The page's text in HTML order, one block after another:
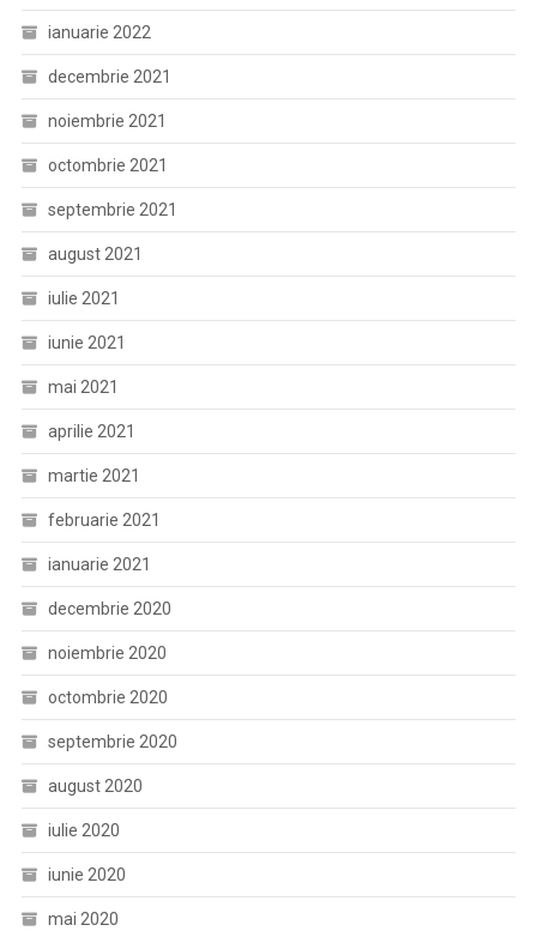
ianuarie 2022
decembrie 2021
noiembrie 2021
octombrie 2021
septembrie 2021
august 2021
iulie 2021
iunie 2021
mai 2021
aprilie 2021
martie 2021
februarie 2021
ianuarie 2021
decembrie 2020
noiembrie 2020
octombrie 2020
septembrie 2020
august 2020
iulie 2020
iunie 2020
mai 2020